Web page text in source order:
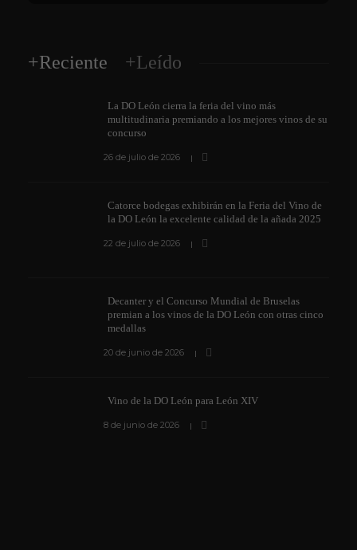
+Reciente +Leído
La DO León cierra la feria del vino más
multitudinaria premiando a los mejores vinos de su
concurso
26 de julio de 2026
Catorce bodegas exhibirán en la Feria del Vino de
la DO León la excelente calidad de la añada 2025
22 de julio de 2026
Decanter y el Concurso Mundial de Bruselas
premian a los vinos de la DO León con otras cinco
medallas
20 de junio de 2026
Vino de la DO León para León XIV
8 de junio de 2026